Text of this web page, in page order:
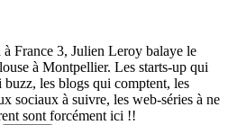
France 3, Julien Leroy balaye le
à Montpellier. Les starts-up qui
les blogs qui comptent, les
sociaux à suivre, les web-séries à ne
sont forcément ici !!